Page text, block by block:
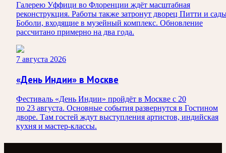
Галерею Уффици во Флоренции ждёт масштабная
реконструкция. Работы также затронут дворец Питти и
Боболи, входящие в музейный комплекс. Обновление
рассчитано примерно на два года.
7 августа 2026
«День Индии» в Москве
Фестиваль «День Индии» пройдёт в Москве с 20
по 23 августа. Основные события развернутся в Гостином
дворе. Там гостей ждут выступления артистов, индийская
кухня и мастер-классы.